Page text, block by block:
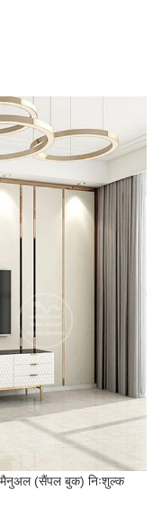
मैनुअल (सैंपल बुक) निःशुल्क